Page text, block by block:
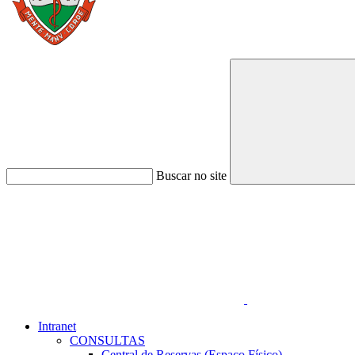
Buscar no site
Intranet
CONSULTAS